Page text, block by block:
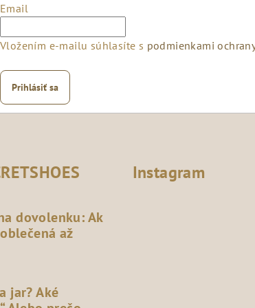
Email
Vložením e-mailu súhlasíte s podmienkami
Prihlásiť sa
dovolenku: Ak
až
jar? Aké
Instagram